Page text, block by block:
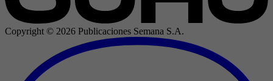
Copyright © 2026 Publicaciones Semana S.A.